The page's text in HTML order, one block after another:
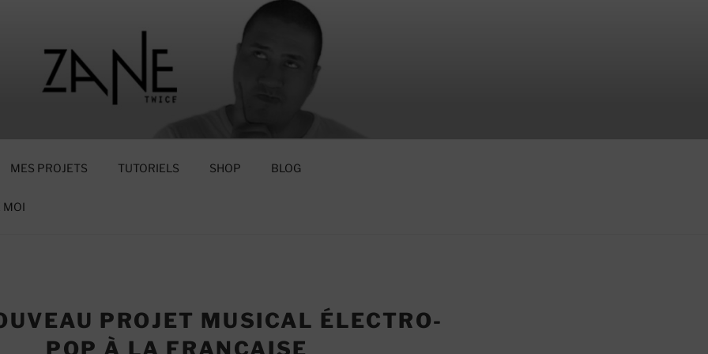
MES PROJETS TUTORIELS SHOP BLOG
MOI
PROJET MUSICAL ÉLECTRO-
POP À LA FRANÇAISE